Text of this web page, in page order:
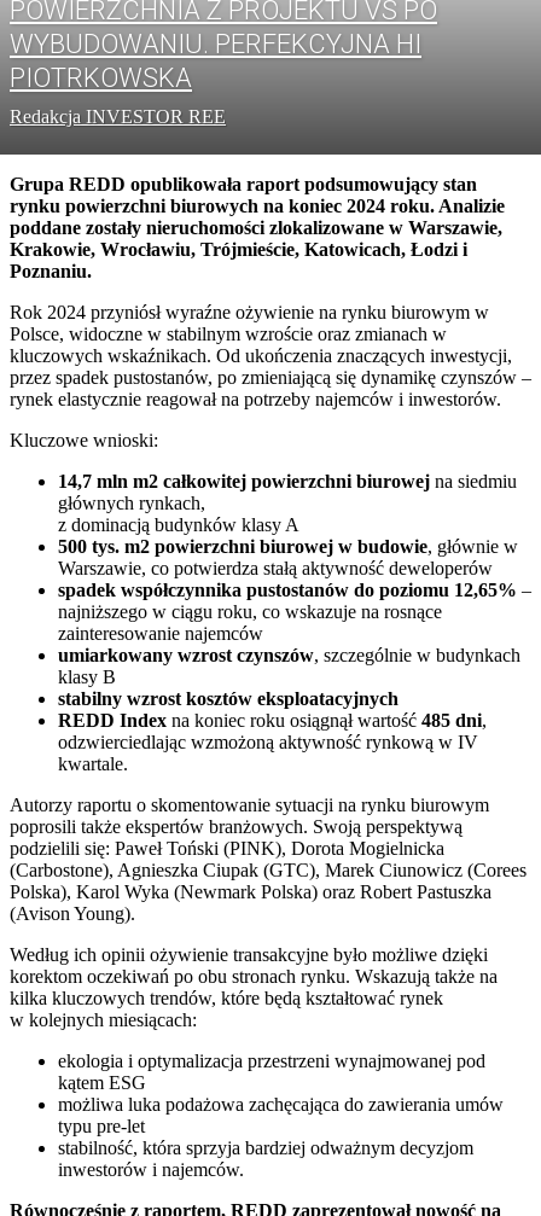
POWIERZCHNIA Z PROJEKTU VS PO
WYBUDOWANIU. PERFEKCYJNA HI
PIOTRKOWSKA
Redakcja INVESTOR REE
Grupa REDD opublikowała raport podsumowujący stan
rynku powierzchni biurowych na koniec 2024 roku. Analizie
poddane zostały nieruchomości zlokalizowane w Warszawie,
Krakowie, Wrocławiu, Trójmieście, Katowicach, Łodzi i
Poznaniu.
Rok 2024 przyniósł wyraźne ożywienie na rynku biurowym w
Polsce, widoczne w stabilnym wzroście oraz zmianach w
kluczowych wskaźnikach. Od ukończenia znaczących inwestycji,
przez spadek pustostanów, po zmieniającą się dynamikę czynszów –
rynek elastycznie reagował na potrzeby najemców i inwestorów.
Kluczowe wnioski:
14,7 mln m2 całkowitej powierzchni biurowej na siedmiu
głównych rynkach,
z dominacją budynków klasy A
500 tys. m2 powierzchni biurowej w budowie, głównie w
Warszawie, co potwierdza stałą aktywność deweloperów
spadek współczynnika pustostanów do poziomu 12,65% –
najniższego w ciągu roku, co wskazuje na rosnące
zainteresowanie najemców
umiarkowany wzrost czynszów, szczególnie w budynkach
klasy B
stabilny wzrost kosztów eksploatacyjnych
REDD Index na koniec roku osiągnął wartość 485 dni,
odzwierciedlając wzmożoną aktywność rynkową w IV
kwartale.
Autorzy raportu o skomentowanie sytuacji na rynku biurowym
poprosili także ekspertów branżowych. Swoją perspektywą
podzielili się: Paweł Toński (PINK), Dorota Mogielnicka
(Carbostone), Agnieszka Ciupak (GTC), Marek Ciunowicz (Corees
Polska), Karol Wyka (Newmark Polska) oraz Robert Pastuszka
(Avison Young).
Według ich opinii ożywienie transakcyjne było możliwe dzięki
korektom oczekiwań po obu stronach rynku. Wskazują także na
kilka kluczowych trendów, które będą kształtować rynek
w kolejnych miesiącach:
ekologia i optymalizacja przestrzeni wynajmowanej pod
kątem ESG
możliwa luka podażowa zachęcająca do zawierania umów
typu pre-let
stabilność, która sprzyja bardziej odważnym decyzjom
inwestorów i najemców.
Równocześnie z raportem, REDD zaprezentował nowość na